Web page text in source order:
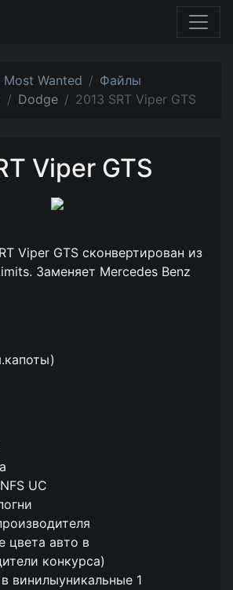
Most Wanted
Файлы
Dodge 2013 SRT Viper GTS
Viper GTS
Viper GTS сконвертирован из
Заменяет Mercedes Benz
UC
цвета авто в
конкурса)
винилыуникальные 1